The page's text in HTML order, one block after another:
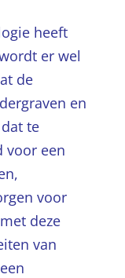
heeft
er wel
de
en
te
voor een
voor
deze
van